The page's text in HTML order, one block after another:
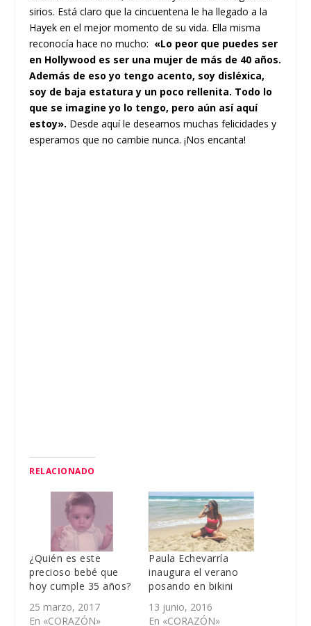
sirios. Está claro que la cincuentena le ha llegado a la
Hayek en el mejor momento de su vida. Ella misma
reconocía hace no mucho: «Lo peor que puedes ser
en Hollywood es ser una mujer de más de 40 años.
Además de eso yo tengo acento, soy disléxica,
soy de baja estatura y un poco rellenita. Todo lo
que se imagine yo lo tengo, pero aún así aquí
estoy». Desde aquí le deseamos muchas felicidades y
esperamos que no cambie nunca. ¡Nos encanta!
RELACIONADO
¿Quién es este
precioso bebé que
hoy cumple 35 años?
25 marzo, 2017
En «CORAZÓN»
Paula Echevarría
inaugura el verano
posando en bikini
13 junio, 2016
En «CORAZÓN»